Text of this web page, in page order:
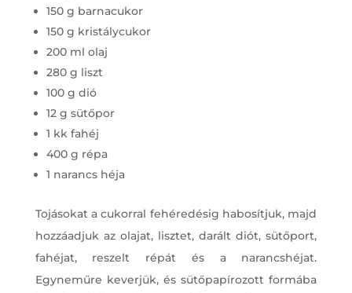
150 g barnacukor
150 g kristálycukor
200 ml olaj
280 g liszt
100 g dió
12 g sütőpor
1 kk fahéj
400 g répa
1 narancs héja
Tojásokat a cukorral fehéredésig habosítjuk, majd
hozzáadjuk az olajat, lisztet, darált diót, sütőport,
fahéjat, reszelt répát és a narancshéjat.
Egyneműre keverjük, és sütőpapírozott formába